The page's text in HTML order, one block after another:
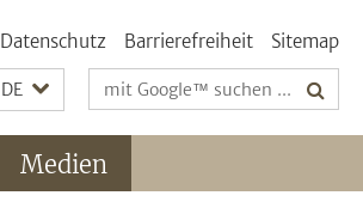
Datenschutz Barrierefreiheit Sitemap
DE Suchbegriffe
Medien